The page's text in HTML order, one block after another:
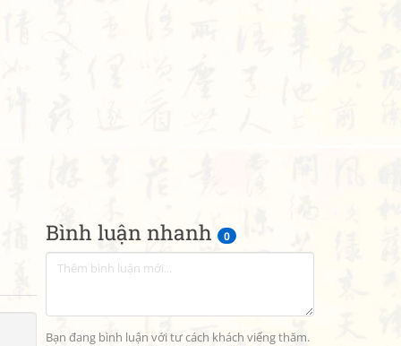
Bình luận nhanh 0
Bạn đang bình luận với tư cách khách viếng thăm.